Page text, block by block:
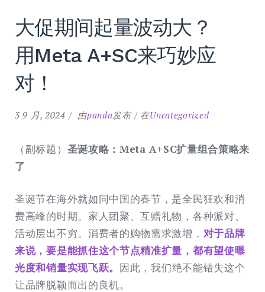
大促期间起量波动大？
用Meta A+SC来巧妙应
对！
3 9 月, 2024 由panda发布 在Uncategorized
（副标题） 圣诞攻略：Meta A+SC扩量组合策略来
了
圣诞节在海外就如同中国的春节，是全民狂欢和消
费高峰的时期。家人团聚、互赠礼物，各种派对、
活动层出不穷。消费者的购物需求激增， 对于品牌
来说，要是能抓住这个节点精准扩量，都有望使曝
光度和销量实现飞跃。 因此，我们绝不能错失这个
让品牌脱颖而出的良机。